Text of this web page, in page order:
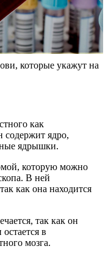
которые укажут на
как
содержит ядро,
ядрышки.
которую можно
В ней
как она находится
так как он
в
мозга.